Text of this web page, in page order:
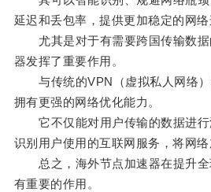
延迟和丢包率，提供更加稳定的网络
尤其是对于有需要跨国传输数据
器发挥了重要作用。
与传统的VPN（虚拟私人网络）
拥有更强的网络优化能力。
它不仅能对用户传输的数据进行
识别用户使用的互联网服务，将网络
总之，海外节点加速器在提升全
有重要的作用。